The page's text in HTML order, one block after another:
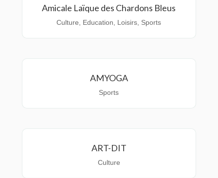
Amicale Laïque des Chardons Bleus
Culture Education Loisirs Sports
AMYOGA
Sports
ART-DIT
Culture